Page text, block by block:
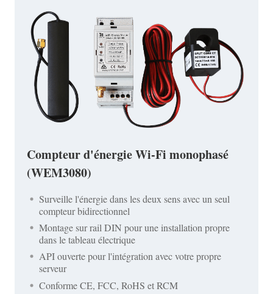
Compteur d'énergie Wi-Fi monophasé
(WEM3080)
Surveille l'énergie dans les deux sens avec un seul
compteur bidirectionnel
Montage sur rail DIN pour une installation propre
dans le tableau électrique
API ouverte pour l'intégration avec votre propre
serveur
Conforme CE, FCC, RoHS et RCM